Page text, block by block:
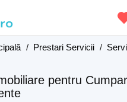
/ Prestari Servicii /
pentru